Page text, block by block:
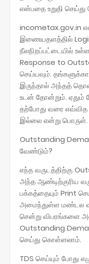
என்பதை உறுதி
incometax.gov.in
இணையதளத்தில்
நீலநிறப்பட்டையில்
Response to
செய்யவும்.
இருந்தால் அந்தத்
உடன் தோன்றும். ஏதும்
தற்போது வரை
இல்லை என்று பொருள்.
Outstanding
வேண்டும்?
எந்த வருடத்திற்கு
அந்த ஆண்டிற்குரிய
பக்கத்தையும் Print
அமைந்துள்ள மண்டல
சென்று விபரங்களை
Outstanding
செய்து கொள்ளலாம்.
TDS செய்யும் போது